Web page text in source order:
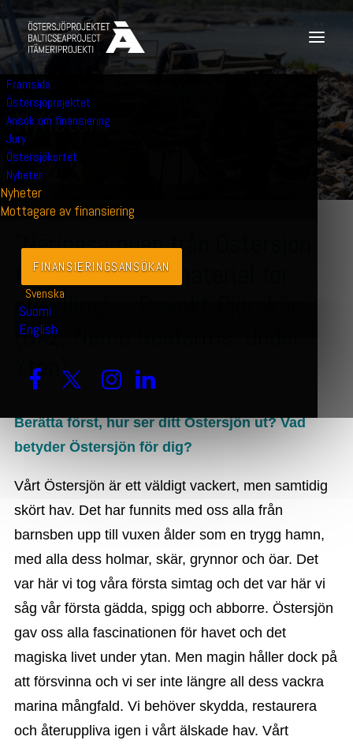
Framsida
Östersjöprojektet
Ansök om finansiering
Jury
Östersjökortet
Nyheter
Nyheter
Mottagare av finansiering
FINANSIERINGS­ANSÖKAN
Svenska
Suomi
English
16 JUNI 2023
Nyheter
”Näringsämnen från Östersjön
fungerar som råmaterial för
algodling” – Projekt Björskär
(OX2, Nemo Seafarms, Under
Ytan)
Berätta först, hur ser ditt Östersjön ut? Vad
betyder Östersjön för dig?
Vårt Östersjön är ett väldigt vackert, men samtidig
skört hav. Det har funnits med oss alla från
barnsben upp till vuxen ålder som en trygg hamn,
med alla dess holmar, skär, grynnor och öar. Det
var här vi tog våra första simtag och det var här vi
såg vår första gädda, spigg och abborre. Östersjön
gav oss alla fascinationen för havet och det
magiska livet under ytan. Men magin håller dock på
att försvinna och vi ser inte längre all dess vackra
marina mångfald. Vi behöver skydda, restaurera
och återuppliva igen i vårt älskade hav. Vårt